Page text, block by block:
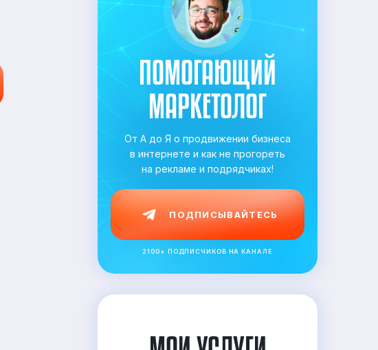
ПОМОГАЮЩИЙ
МАРКЕТОЛОГ
От А до Я о продвижении бизнеса
в интернете и как не прогореть
на рекламе и подрядчиках!
ПОДПИСЫВАЙТЕСЬ
2100+ ПОДПИСЧИКОВ НА КАНАЛЕ